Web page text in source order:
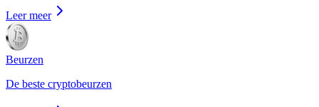
Leer meer
Beurzen
De beste cryptobeurzen